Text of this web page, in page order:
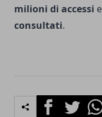
milioni di accessi
consultati.
FacebookTwitter